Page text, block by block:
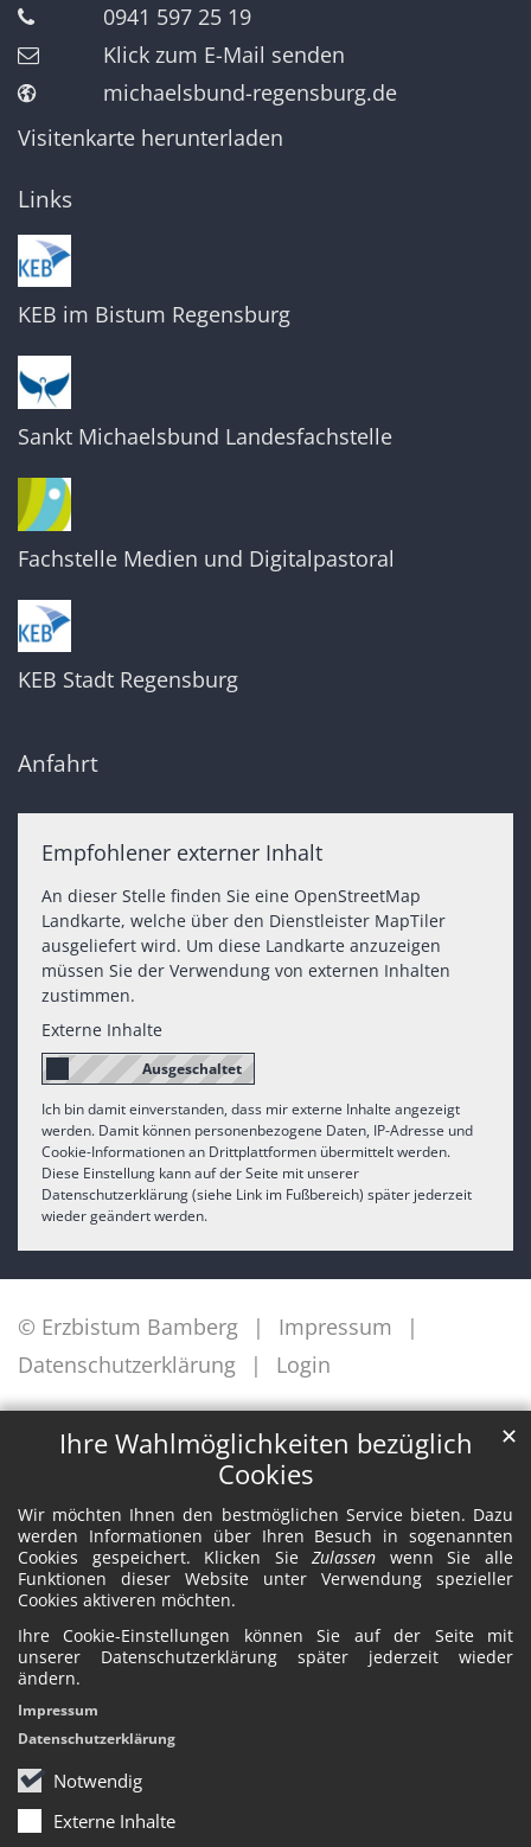
Ihre Wahlmöglichkeiten bezüglich
Cookies
Wir möchten Ihnen den bestmöglichen Service bieten. Dazu
werden Informationen über Ihren Besuch in sogenannten
Cookies gespeichert. Klicken SieZulassen wenn Sie alle
Funktionen dieser Website unter Verwendung spezieller
Cookies aktiveren möchten.
Ihre Cookie-Einstellungen können Sie auf der Seite mit
unserer Datenschutzerklärung später jederzeit wieder
ändern.
Notwendig
Externe Inhalte
✕
Impressum
Datenschutzerklärung
0941 597 25 19
Klick zum E-Mail senden
michaelsbund-regensburg.de
Visitenkarte herunterladen
Links
KEB im Bistum Regensburg
Sankt Michaelsbund Landesfachstelle
Fachstelle Medien und Digitalpastoral
KEB Stadt Regensburg
Anfahrt
Empfohlener externer Inhalt
An dieser Stelle finden Sie eine OpenStreetMap
Landkarte, welche über den Dienstleister MapTiler
ausgeliefert wird. Um diese Landkarte anzuzeigen
müssen Sie der Verwendung von externen Inhalten
zustimmen.
Externe Inhalte
Ich bin damit einverstanden, dass mir externe Inhalte angezeigt
werden. Damit können personenbezogene Daten, IP-Adresse und
Cookie-Informationen an Drittplattformen übermittelt werden.
Diese Einstellung kann auf der Seite mit unserer
Datenschutzerklärung (siehe Link im Fußbereich) später jederzeit
wieder geändert werden.
© Erzbistum Bamberg
Impressum
Datenschutzerklärung
Login